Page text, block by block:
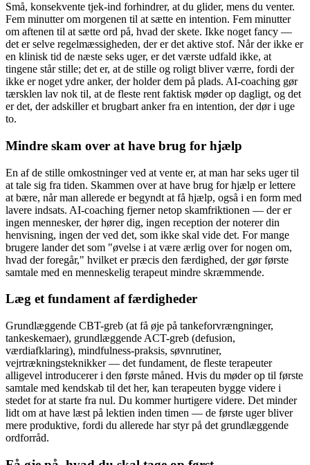
Små, konsekvente tjek-ind forhindrer, at du glider, mens du venter.
Fem minutter om morgenen til at sætte en intention. Fem minutter
om aftenen til at sætte ord på, hvad der skete. Ikke noget fancy —
det er selve regelmæssigheden, der er det aktive stof. Når der ikke er
en klinisk tid de næste seks uger, er det værste udfald ikke, at
tingene står stille; det er, at de stille og roligt bliver værre, fordi der
ikke er noget ydre anker, der holder dem på plads. AI-coaching gør
tærsklen lav nok til, at de fleste rent faktisk møder op dagligt, og det
er det, der adskiller et brugbart anker fra en intention, der dør i uge
to.
Mindre skam over at have brug for hjælp
En af de stille omkostninger ved at vente er, at man har seks uger til
at tale sig fra tiden. Skammen over at have brug for hjælp er lettere
at bære, når man allerede er begyndt at få hjælp, også i en form med
lavere indsats. AI-coaching fjerner netop skamfriktionen — der er
ingen mennesker, der hører dig, ingen reception der noterer din
henvisning, ingen der ved det, som ikke skal vide det. For mange
brugere lander det som "øvelse i at være ærlig over for nogen om,
hvad der foregår," hvilket er præcis den færdighed, der gør første
samtale med en menneskelig terapeut mindre skræmmende.
Læg et fundament af færdigheder
Grundlæggende CBT-greb (at få øje på tankeforvrængninger,
tankeskemaer), grundlæggende ACT-greb (defusion,
værdiafklaring), mindfulness-praksis, søvnrutiner,
vejrtrækningsteknikker — det fundament, de fleste terapeuter
alligevel introducerer i den første måned. Hvis du møder op til første
samtale med kendskab til det her, kan terapeuten bygge videre i
stedet for at starte fra nul. Du kommer hurtigere videre. Det minder
lidt om at have læst på lektien inden timen — de første uger bliver
mere produktive, fordi du allerede har styr på det grundlæggende
ordforråd.